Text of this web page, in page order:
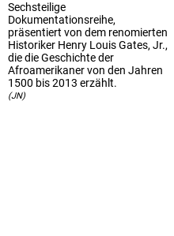
Sechsteilige
Dokumentationsreihe,
präsentiert von dem renomierten
Historiker Henry Louis Gates, Jr.,
die die Geschichte der
Afroamerikaner von den Jahren
1500 bis 2013 erzählt.
(JN)